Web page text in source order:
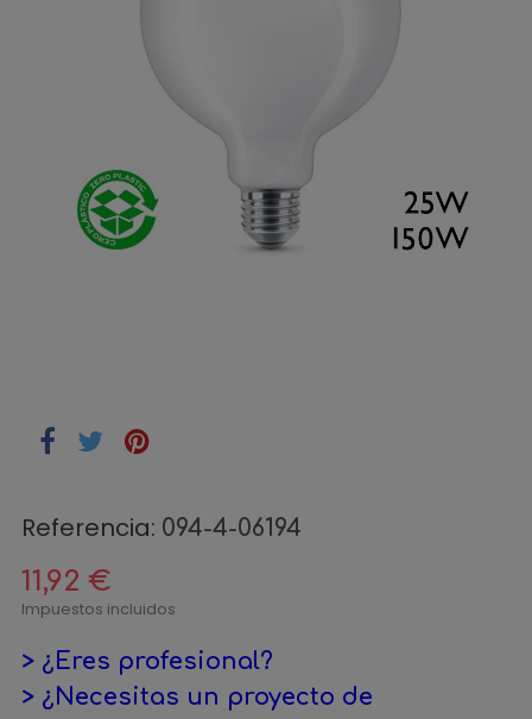
Referencia: 094-4-06194
11,92 €
Impuestos incluidos
> ¿Eres profesional?
> ¿Necesitas un proyecto de